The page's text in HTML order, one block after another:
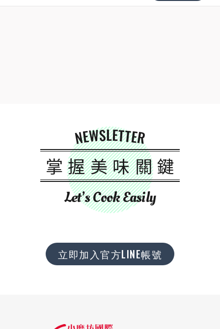
NEWSLETTER
掌握美味關鍵
Let’s Cook Easily
立即加入官方LINE帳號